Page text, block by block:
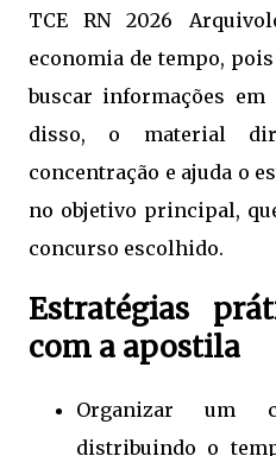
TCE RN 2026
economia de tempo,
buscar informações
disso, o material
concentração e ajuda o
no objetivo principal,
concurso escolhido.
Estratégias
com a apostila
Organizar um
distribuindo o